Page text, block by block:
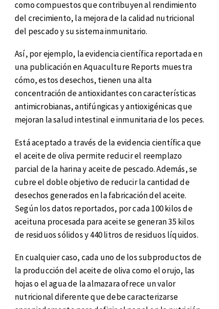
como compuestos que contribuyen al rendimiento
del crecimiento, la mejora de la calidad nutricional
del pescado y su sistema inmunitario.
Así, por ejemplo, la evidencia científica reportada en
una publicación en Aquaculture Reports muestra
cómo, estos desechos, tienen una alta
concentración de antioxidantes con características
antimicrobianas, antifúngicas y antioxigénicas que
mejoran la salud intestinal e inmunitaria de los peces.
Está aceptado a través de la evidencia científica que
el aceite de oliva permite reducir el reemplazo
parcial de la harina y aceite de pescado. Además, se
cubre el doble objetivo de reducir la cantidad de
desechos generados en la fabricación del aceite.
Según los datos reportados, por cada 100 kilos de
aceituna procesada para aceite se generan 35 kilos
de residuos sólidos y 440 litros de residuos líquidos.
En cualquier caso, cada uno de los subproductos de
la producción del aceite de oliva como el orujo, las
hojas o el agua de la almazara ofrece un valor
nutricional diferente que debe caracterizarse